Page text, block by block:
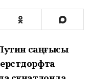
саңғысы